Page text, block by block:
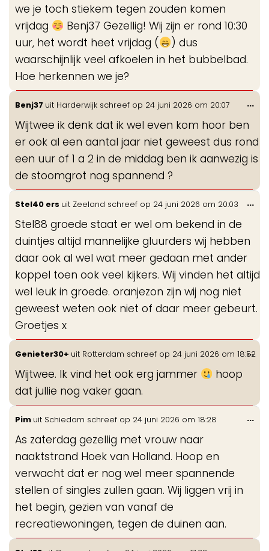
we je toch stiekem tegen zouden komen
vrijdag
Benj37 Gezellig! Wij zijn er rond 10:30
uur, het wordt heet vrijdag (
) dus
waarschijnlijk veel afkoelen in het bubbelbad.
Hoe herkennen we je?
Benj37 uit Harderwijk schreef op 24 juni 2026 om 20:07
Wijtwee ik denk dat ik wel even kom hoor ben
er ook al een aantal jaar niet geweest dus rond
een uur of 1 a 2 in de middag ben ik aanwezig is
de stoomgrot nog spannend ?
...
Stel40 ers uit Zeeland schreef op 24 juni 2026 om 20:03
Stel88 groede staat er wel om bekend in de
duintjes altijd mannelijke gluurders wij hebben
daar ook al wel wat meer gedaan met ander
koppel toen ook veel kijkers. Wij vinden het altijd
wel leuk in groede. oranjezon zijn wij nog niet
geweest weten ook niet of daar meer gebeurt.
Groetjes x
...
Genieter30+ uit Rotterdam schreef op 24 juni 2026 om 18:52
Wijtwee. Ik vind het ook erg jammer
hoop
dat jullie nog vaker gaan.
...
Pim uit Schiedam schreef op 24 juni 2026 om 18:28
As zaterdag gezellig met vrouw naar
naaktstrand Hoek van Holland. Hoop en
verwacht dat er nog wel meer spannende
stellen of singles zullen gaan. Wij liggen vrij in
het begin, gezien van vanaf de
recreatiewoningen, tegen de duinen aan.
...